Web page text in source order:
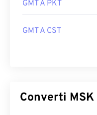
GMT A PKT
GMT A CST
Converti